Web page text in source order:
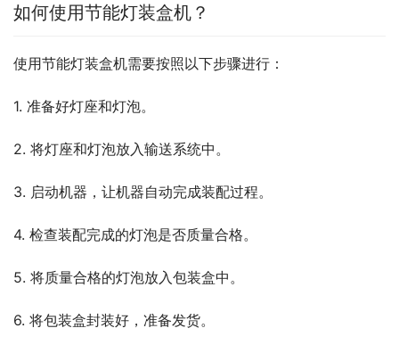
如何使用节能灯装盒机？
使用节能灯装盒机需要按照以下步骤进行：
1. 准备好灯座和灯泡。
2. 将灯座和灯泡放入输送系统中。
3. 启动机器，让机器自动完成装配过程。
4. 检查装配完成的灯泡是否质量合格。
5. 将质量合格的灯泡放入包装盒中。
6. 将包装盒封装好，准备发货。